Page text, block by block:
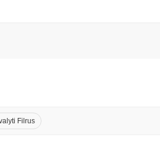
Filrus